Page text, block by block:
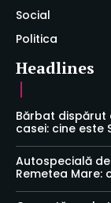
Social
Politica
Headlines
Bărbat dispărut
casei: cine este
Autospecială
Remetea Mare: